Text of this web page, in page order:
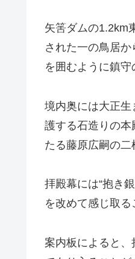
矢筈ダムの1.2km
された一の鳥居
を囲むように鎮守
境内奥には大正
護する石造りの
たる藤原広嗣の二
拝殿幕には“抱き
を改めて感じ取る
案内板によると